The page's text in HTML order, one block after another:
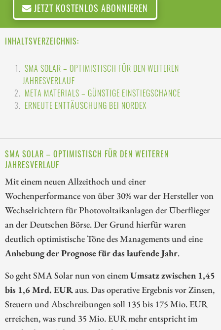
JETZT KOSTENLOS ABONNIEREN
INHALTSVERZEICHNIS:
SMA SOLAR – OPTIMISTISCH FÜR DEN WEITEREN
JAHRESVERLAUF
META MATERIALS – GÜNSTIGE EINSTIEGSCHANCE
ERNEUTE ENTTÄUSCHUNG BEI NORDEX
SMA SOLAR – OPTIMISTISCH FÜR DEN WEITEREN
JAHRESVERLAUF
Mit einem neuen Allzeithoch und einer
Wochenperformance von über 30% war der Hersteller von
Wechselrichtern für Photovoltaikanlagen der Überflieger
an der Deutschen Börse. Der Grund hierfür waren
deutlich optimistische Töne des Managements und eine
Anhebung der Prognose für das laufende Jahr.
So geht SMA Solar nun von einemUmsatz zwischen 1,45
bis 1,6 Mrd. EURaus. Das operative Ergebnis vor Zinsen,
Steuern und Abschreibungen soll 135 bis 175 Mio. EUR
erreichen, was rund 35 Mio. EUR mehr entspricht im